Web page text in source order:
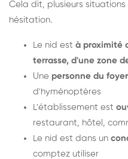
Cela dit, plusieurs
hésitation.
Le nid est à proximité
terrasse, d'une zone
Une personne du
d'hyménoptères
L'établissement est
restaurant, hôtel,
Le nid est dans un
comptez utiliser